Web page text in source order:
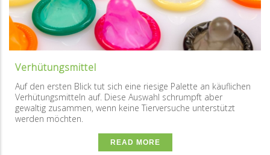
Verhütungsmittel
Auf den ersten Blick tut sich eine riesige Palette an käuflichen
Verhütungsmitteln auf. Diese Auswahl schrumpft aber
gewaltig zusammen, wenn keine Tierversuche unterstützt
werden möchten.
READ MORE